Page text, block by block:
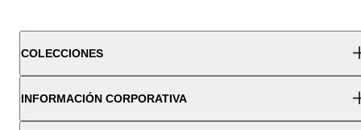
COLECCIONES
INFORMACIÓN CORPORATIVA